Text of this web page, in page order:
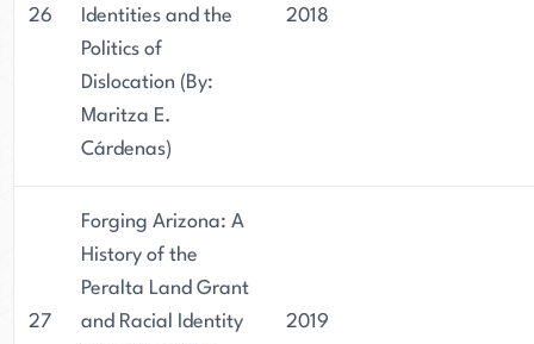
26
Identities and the
Politics of
Dislocation (By:
Maritza E.
Cárdenas)
2018
27
Forging Arizona: A
History of the
Peralta Land Grant
and Racial Identity
2019